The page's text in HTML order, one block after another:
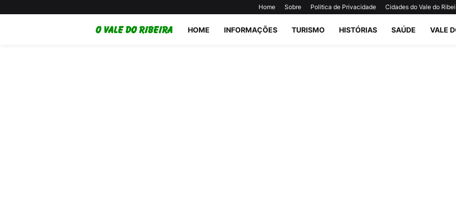
Home Sobre Politica de Privacidade Cidades do Vale do
HOME INFORMAÇÕES TURISMO HISTÓRIAS SAÚDE VALE